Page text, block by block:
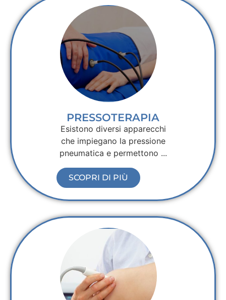
PRESSOTERAPIA
Esistono diversi apparecchi
che impiegano la pressione
pneumatica e permettono ...
SCOPRI DI PIÙ